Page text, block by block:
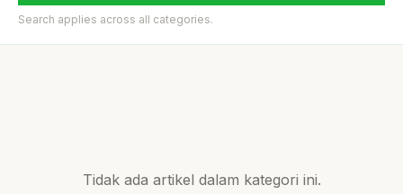
Search applies across all categories.
Tidak ada artikel dalam kategori ini.